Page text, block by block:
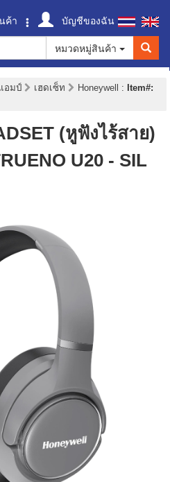
ค้า
บัญชีของฉัน
หมวดหมู่สินค้า
อมป์ เฮดเซ็ท Honeywell : Item#:
(หูฟังไร้สาย)
U20 - SIL